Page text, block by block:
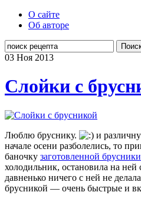
О сайте
Об авторе
03 Ноя 2013
Слойки с
Люблю бруснику.
и
начале осени разболелись, то
баночку заготовленной брусники
холодильник, остановила на
давненько ничего с ней не
брусникой — очень быстрые и